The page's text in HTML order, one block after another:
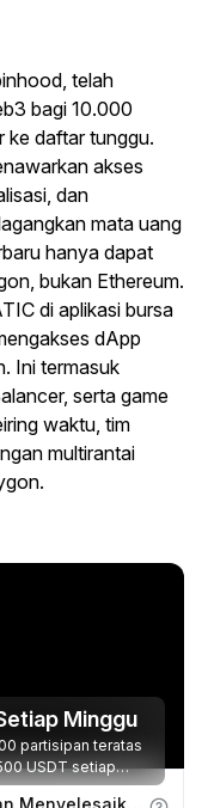
telah
bagi 10.000
ke daftar tunggu.
akses
dan
mata uang
hanya dapat
bukan Ethereum.
di aplikasi bursa
dApp
Ini termasuk
serta game
waktu, tim
multirantai
Minggu
partisipan teratas
USDT setiap